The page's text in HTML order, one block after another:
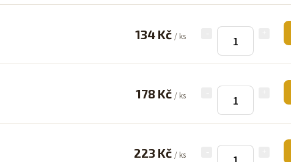
134 Kč / ks
178 Kč / ks
223 Kč / ks